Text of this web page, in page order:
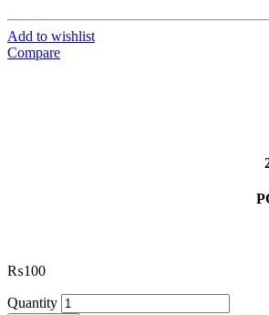
Add to wishlist
Compare
₨100
Quantity